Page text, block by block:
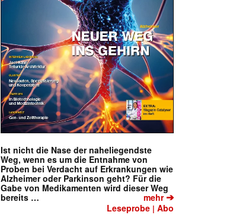
Ist nicht die Nase der naheliegendste
Weg, wenn es um die Entnahme von
Proben bei Verdacht auf Erkrankungen wie
Alzheimer oder Parkinson geht? Für die
Gabe von Medikamenten wird dieser Weg
bereits …
mehr➔
Leseprobe |Abo